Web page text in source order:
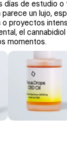
días de estudio o
un lujo,
o proyectos
el
momentos.